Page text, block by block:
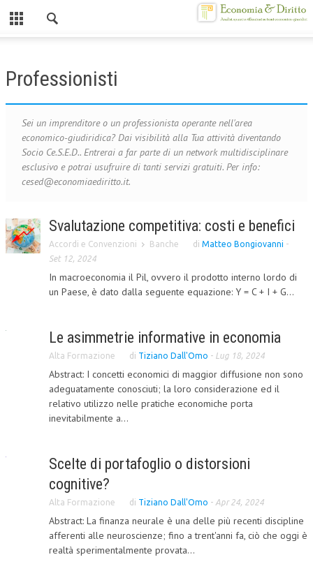
CHI SIAMO
MISSION
CONTATTI
CENTRO STUDI
ORGANIZZAZIONE
OBIETTIVI
DIREZIONE SCIENTIFICA
CORSI CE.S.E.D.
ARCHIVIO CORSI 2015
DIVENTA SOCIO
BROCHURE CE.S.E.D.
LA RIVISTA
COMITATO SCIENTIFICO
COMITATO EDITORIALE
REDAZIONE
Professionisti
Sei un imprenditore o un professionista operante nell'area
economico-giudiridica? Dai visibilità alla Tua attività diventando
Socio Ce.S.E.D.. Entrerai a far parte di un network multidisciplinare
esclusivo e potrai usufruire di tanti servizi gratuiti. Per info:
cesed@economiaediritto.it.
Svalutazione competitiva: costi e benefici
Accordi e Convenzioni Banche di Matteo Bongiovanni -
Set 12, 2024
In macroeconomia il Pil, ovvero il prodotto interno lordo di
un Paese, è dato dalla seguente equazione: Y = C + I + G...
Le asimmetrie informative in economia
Alta Formazione di Tiziano Dall'Omo - Lug 18, 2024
Abstract: I concetti economici di maggior diffusione non sono
adeguatamente conosciuti; la loro considerazione ed il
relativo utilizzo nelle pratiche economiche porta
inevitabilmente a...
Scelte di portafoglio o distorsioni
cognitive?
Alta Formazione di Tiziano Dall'Omo - Apr 24, 2024
Abstract: La finanza neurale è una delle più recenti discipline
afferenti alle neuroscienze; fino a trent'anni fa, ciò che oggi è
realtà sperimentalmente provata...